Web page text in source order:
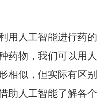
人工智能进行药的
药物，我们可以用人
相似，但实际有区别
助人工智能了解各个